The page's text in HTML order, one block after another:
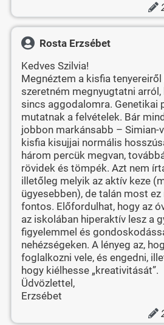
Rosta Erzsébet
Kedves Szilvia!
Megnéztem a kisfia
szeretném megnyugtatni
sincs aggodalomra. Genetikai
mutatnak a felvételek. Bár
jobbon markánsabb – Simian-
kisfia kisujjai normális
három percük megvan,
rövidek és tömpék. Azt nem
illetőleg melyik az aktív keze
ügyesebben), de talán most
fontos. Előfordulhat, hogy az
az iskolában hiperaktív lesz a
figyelemmel és
nehézségeken. A lényeg az,
foglalkozni vele, és engedni,
hogy kiélhesse „kreativitását”.
Üdvözlettel,
Erzsébet